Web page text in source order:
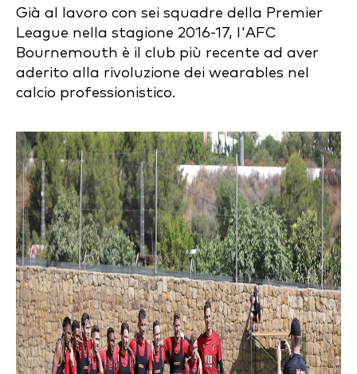
Già al lavoro con sei squadre della Premier
League nella stagione 2016-17, l'AFC
Bournemouth è il club più recente ad aver
aderito alla rivoluzione dei wearables nel
calcio professionistico.